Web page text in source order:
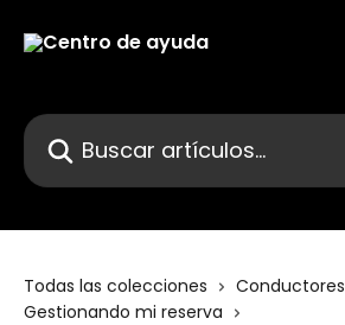
Buscar artículos...
Todas las colecciones
Conductores
Gestionando mi reserva